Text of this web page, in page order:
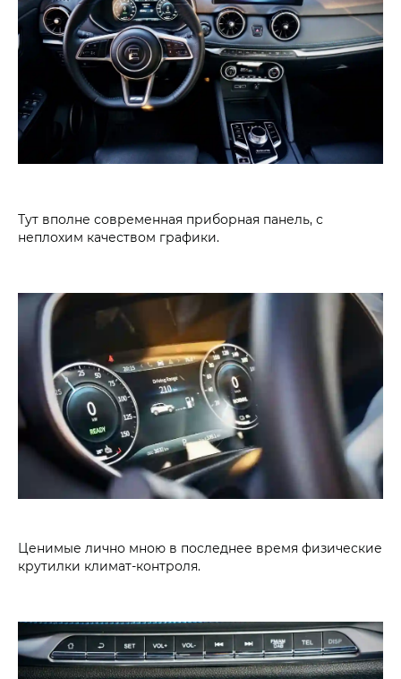
Тут вполне современная приборная панель, с
неплохим качеством графики.
Ценимые лично мною в последнее время физические
крутилки климат-контроля.